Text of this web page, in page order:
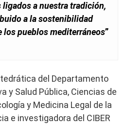
a nuestra tradición,
a la sostenibilidad
los pueblos mediterráneos”
del Departamento
y Salud Pública, Ciencias de
y Medicina Legal de la
e investigadora del CIBER